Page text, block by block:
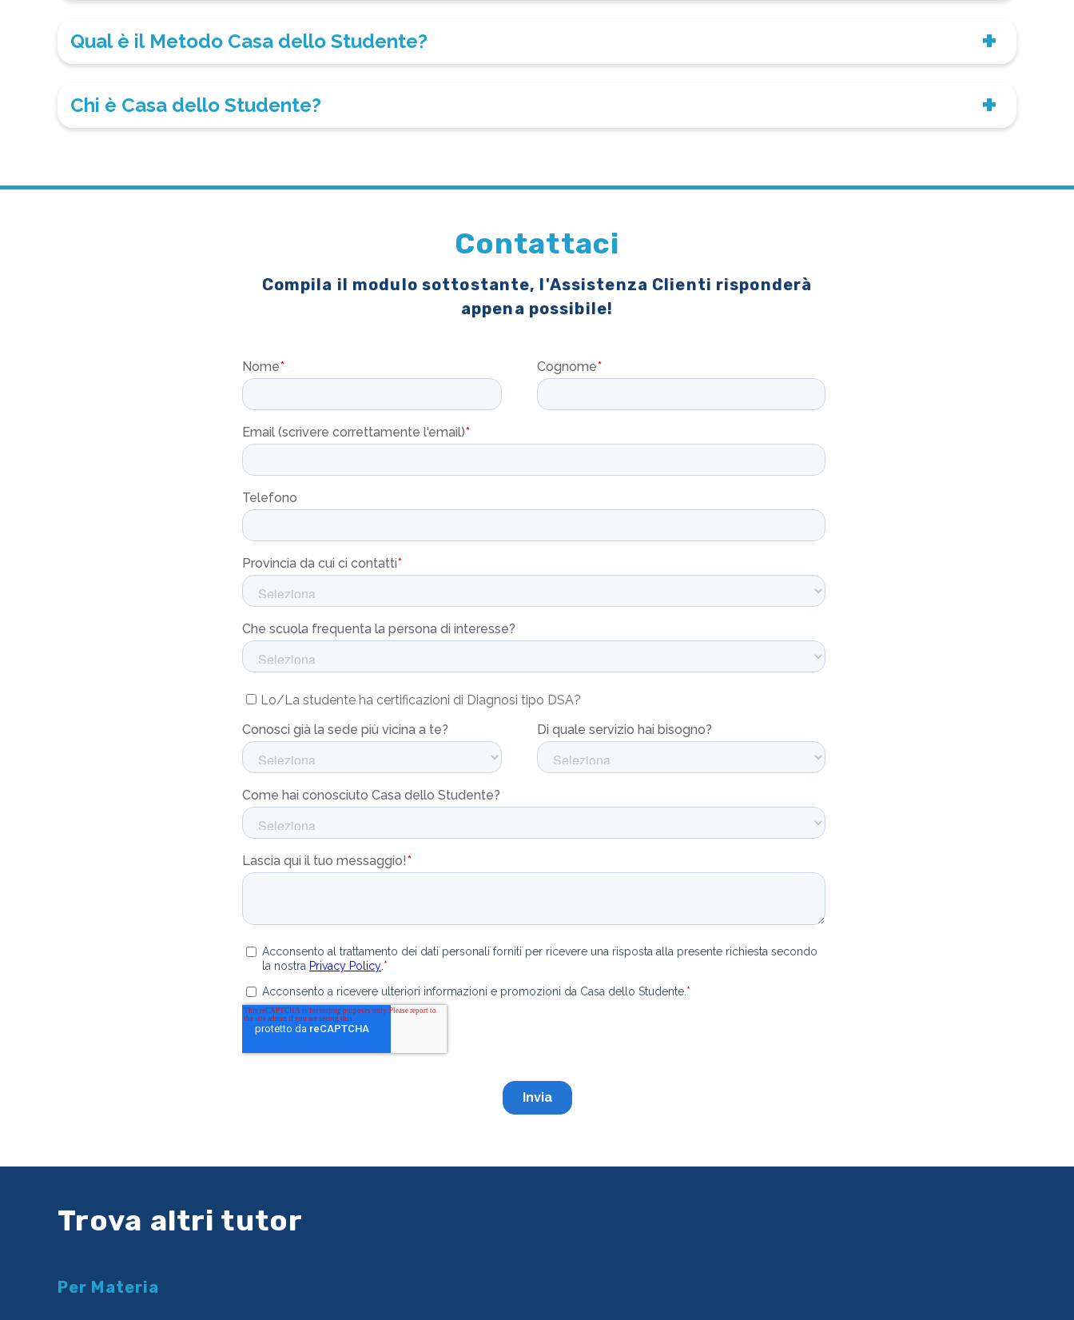
Qual è il Metodo Casa dello Studente?
Chi è Casa dello Studente?
Contattaci
Compila il modulo sottostante, l'Assistenza Clienti risponderà
appena possibile!
Trova altri tutor
Per Materia